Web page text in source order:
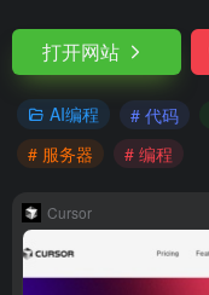
打开网站
AI编程 # 代码
# 服务器
# 编程
Cursor